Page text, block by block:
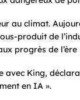
au climat.
produit de
progrès de l’ère
King,
en IA ».